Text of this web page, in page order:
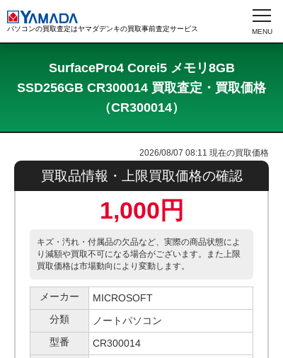
パソコンの買取査定はヤマダデンキの買取事前査定サービス
SurfacePro4 Corei5 メモリ8GB
SSD256GB CR300014 買取査定・買取価格
（CR300014）
2026/08/07 08:11 現在の買取価格
買取品情報・上限買取価格の確認
1,000円
キズ・汚れ・付属品の欠品など、実際の商品状態によ
り減額や買取不可になる場合がございます。また上限
買取価格は市場動向により変動します。
メーカー
MICROSOFT
分類
ノートパソコン
型番
CR300014